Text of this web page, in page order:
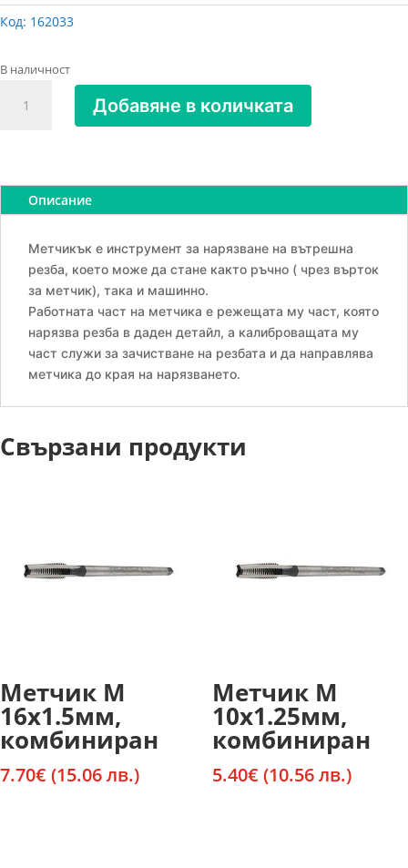
Код: 162033
В наличност
комбиниран
Добавяне в количката
Описание
Метчикък е инструмент за нарязване на вътрешна
резба, което може да стане както ръчно ( чрез върток
за метчик), така и машинно.
Работната част на метчика е режещата му част, която
нарязва резба в даден детайл, а калиброващата му
част служи за зачистване на резбата и да направлява
метчика до края на нарязването.
Свързани продукти
Метчик М
16х1.5мм,
комбиниран
7.70€ (15.06 лв.)
Метчик М
10х1.25мм,
комбиниран
5.40€ (10.56 лв.)